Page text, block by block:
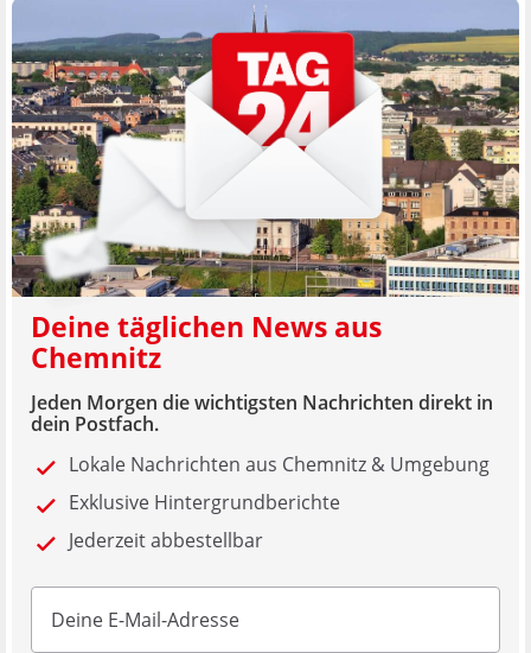
Deine täglichen News aus
Chemnitz
Jeden Morgen die wichtigsten Nachrichten direkt in
dein Postfach.
Lokale Nachrichten aus Chemnitz & Umgebung
Exklusive Hintergrundberichte
Jederzeit abbestellbar